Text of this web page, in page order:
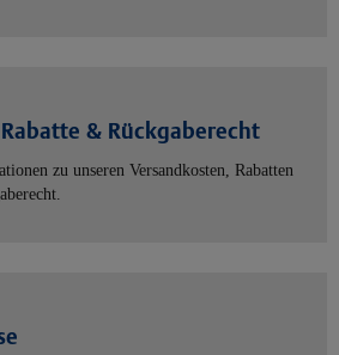
& Rückgaberecht
zu unseren Versandkosten, Rabatten